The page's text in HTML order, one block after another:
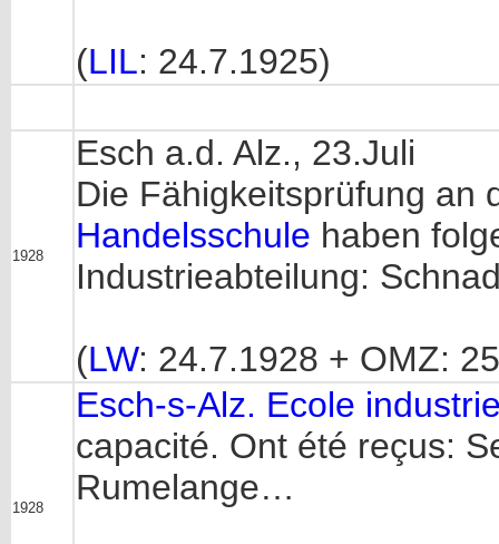
(LIL: 24.7.1925)
1928
Esch a.d. Alz., 23.Juli
Die Fähigkeitsprüfung an
Handelsschule haben
Industrieabteilung:
(LW: 24.7.1928 + OMZ:
1928
Esch-s-Alz. Ecole
capacité. Ont été reçus:
Rumelange…